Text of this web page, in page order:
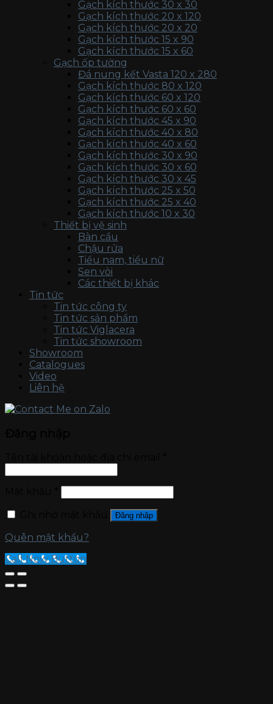
Gạch kích thước 30 x 30
Gạch kích thước 20 x 120
Gạch kích thước 20 x 20
Gạch kích thước 15 x 90
Gạch kích thước 15 x 60
Gạch ốp tường
Đá nung kết Vasta 120 x 280
Gạch kích thước 80 x 120
Gạch kích thước 60 x 120
Gạch kích thước 60 x 60
Gạch kích thước 45 x 90
Gạch kích thước 40 x 80
Gạch kích thước 40 x 60
Gạch kích thước 30 x 90
Gạch kích thước 30 x 60
Gạch kích thước 30 x 45
Gạch kích thước 25 x 50
Gạch kích thước 25 x 40
Gạch kích thước 10 x 30
Thiết bị vệ sinh
Bàn cầu
Chậu rửa
Tiểu nam, tiểu nữ
Sen vòi
Các thiết bị khác
Tin tức
Tin tức công ty
Tin tức sản phẩm
Tin tức Viglacera
Tin tức showroom
Showroom
Catalogues
Video
Liên hệ
Đăng nhập
Quên mật khẩu?
Call Now Button